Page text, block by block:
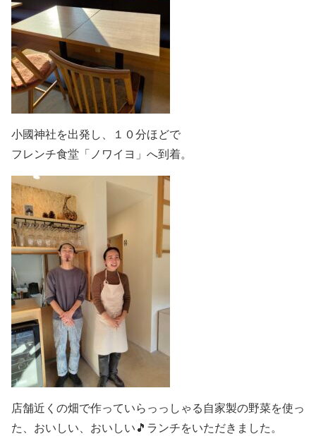
小國神社を出発し、１０分ほどで
フレンチ食堂「ノワイヨ」へ到着。
店舗近くの畑で作っていらっっしゃる自家製の野菜を使っ
た、おいしい、おいしい🎵ランチをいただきました。